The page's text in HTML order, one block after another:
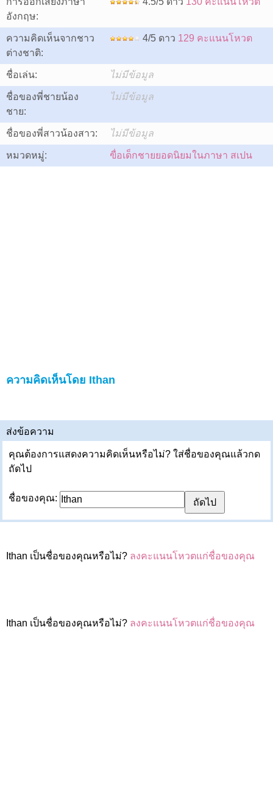
อังกฤษ:
ความคิดเห็นจากชาว
ต่างชาติ:
4/5 ดาว 129 คะแนนโหวต
ชื่อเล่น: ไม่มีข้อมูล
ชื่อของพี่ชายน้อง
ชาย:
ไม่มีข้อมูล
ชื่อของพี่สาวน้องสาว: ไม่มีข้อมูล
หมวดหมู่: ฃื่อเด็กชายยอดนิยมในภาษา สเปน
ความคิดเห็นโดย Ithan
ส่งข้อความ
คุณต้องการแสดงความคิดเห็นหรือไม่? ใส่ชื่อของคุณแล้วกด
ถัดไป
ชื่อของคุณ:
Ithan เป็นชื่อของคุณหรือไม่? ลงคะแนนโหวตแก่ชื่อของคุณ
Ithan เป็นชื่อของคุณหรือไม่? ลงคะแนนโหวตแก่ชื่อของคุณ